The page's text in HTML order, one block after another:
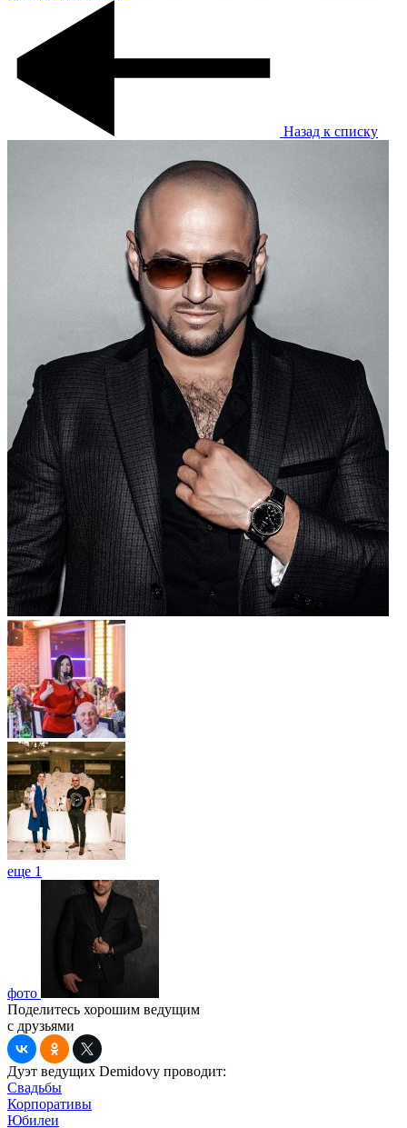
Назад к списку
еще 1
фото
Поделитесь хорошим ведущим
с друзьями
Дуэт ведущих Demidovy проводит:
Свадьбы
Корпоративы
Юбилеи